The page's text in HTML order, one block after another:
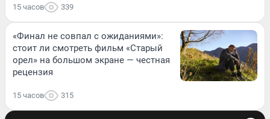
15 часов 339
«Финал не совпал с ожиданиями»:
стоит ли смотреть фильм «Старый
орел» на большом экране — честная
рецензия
15 часов 315